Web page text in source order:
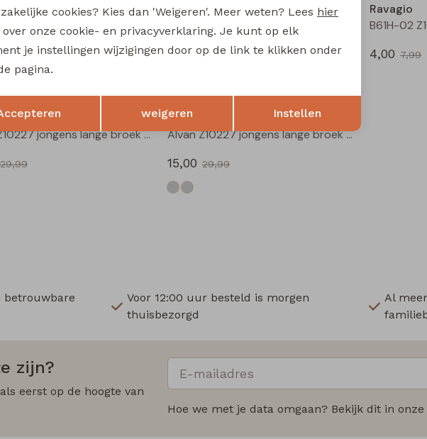
Ravagio
17,99
Ravagio
B61H-02
4,00 7,99
Alvan Z10227 jongens lange broek Antra
29,99
Ravagio
Alvan Z10227 jongens lange broek Grijs midden
15,00 29,99
betrouwbare
Voor 12:00 uur besteld is morgen
thuisbezorgd
Al
zijn?
eerst op de hoogte van
Hoe we met je data omgaan? Bekijk dit in
Terug Opslaan
cookies? Kies dan 'Weigeren'. Meer weten? Lees hier
over onze cookie- en privacyverklaring. Je kunt op elk
je instellingen wijzigingen door op de link te klikken onder
pagina.
weigeren Instellen